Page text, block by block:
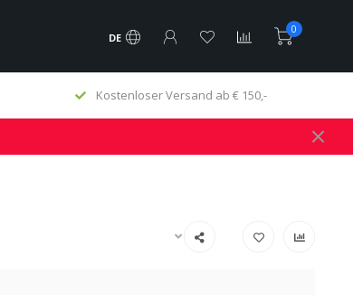
DE
0
Kostenloser Versand ab € 150,-